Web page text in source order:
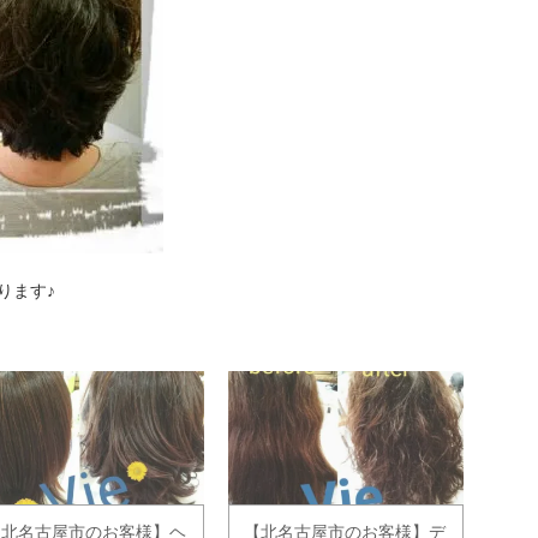
ます♪
名古屋市のお客様】ヘ 【北名古屋市のお客様】デ